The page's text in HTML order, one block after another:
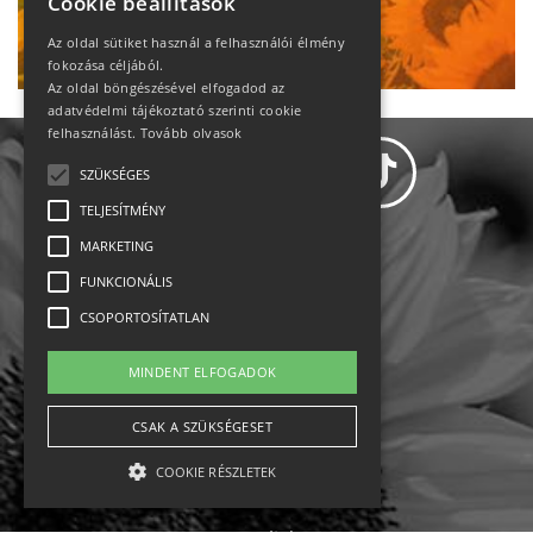
Ne maradj le!
Állásajánlatok
Impresszum-kapcsolat
Jogi nyilatkozat
Rólunk
Az oldal sütiket használ a felhasználói élmény
fokozása céljából.
Az oldal böngészésével elfogadod az
adatvédelmi tájékoztató szerinti cookie
felhasználást. Tovább olvasok
SZÜKSÉGES
TELJESÍTMÉNY
MARKETING
FUNKCIONÁLIS
CSOPORTOSÍTATLAN
MINDENT ELFOGADOK
CSAK A SZÜKSÉGESET
COOKIE RÉSZLETEK